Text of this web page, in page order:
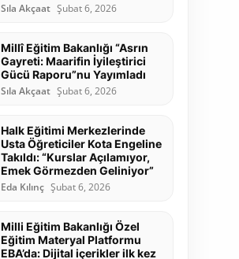
Sıla Akçaat Şubat 6, 2026
Millî Eğitim Bakanlığı “Asrın
Gayreti: Maarifin İyileştirici
Gücü Raporu”nu Yayımladı
Sıla Akçaat Şubat 6, 2026
Halk Eğitimi Merkezlerinde
Usta Öğreticiler Kota Engeline
Takıldı: “Kurslar Açılamıyor,
Emek Görmezden Geliniyor”
Eda Kılınç Şubat 6, 2026
Milli Eğitim Bakanlığı Özel
Eğitim Materyal Platformu
EBA’da: Dijital içerikler ilk kez